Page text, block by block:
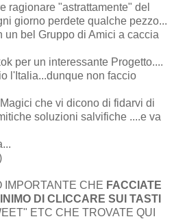
ragionare "astrattamente" del
giorno perdete qualche pezzo...
un bel Gruppo di Amici a caccia
per un interessante Progetto....
l'Italia...dunque non faccio
che vi dicono di fidarvi di
soluzioni salvifiche ....e va
IMPORTANTE CHE FACCIATE
DI CLICCARE SUI TASTI
ETC CHE TROVATE QUI